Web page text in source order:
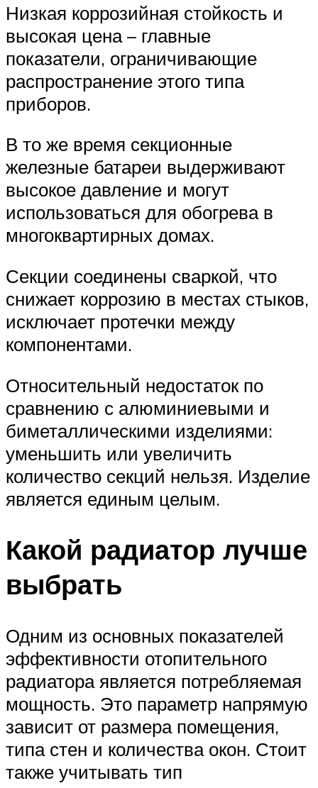
Низкая коррозийная стойкость и
высокая цена – главные
показатели, ограничивающие
распространение этого типа
приборов.
В то же время секционные
железные батареи выдерживают
высокое давление и могут
использоваться для обогрева в
многоквартирных домах.
Секции соединены сваркой, что
снижает коррозию в местах стыков,
исключает протечки между
компонентами.
Относительный недостаток по
сравнению с алюминиевыми и
биметаллическими изделиями:
уменьшить или увеличить
количество секций нельзя. Изделие
является единым целым.
Какой радиатор лучше
выбрать
Одним из основных показателей
эффективности отопительного
радиатора является потребляемая
мощность. Это параметр напрямую
зависит от размера помещения,
типа стен и количества окон. Стоит
также учитывать тип